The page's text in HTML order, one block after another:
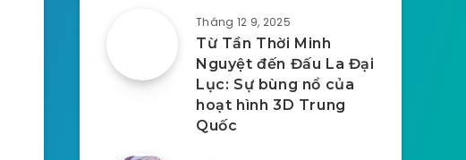
Tháng 12 9, 2025
Từ Tần Thời Minh
Nguyệt đến Đấu La Đại
Lục: Sự bùng nổ của
hoạt hình 3D Trung
Quốc